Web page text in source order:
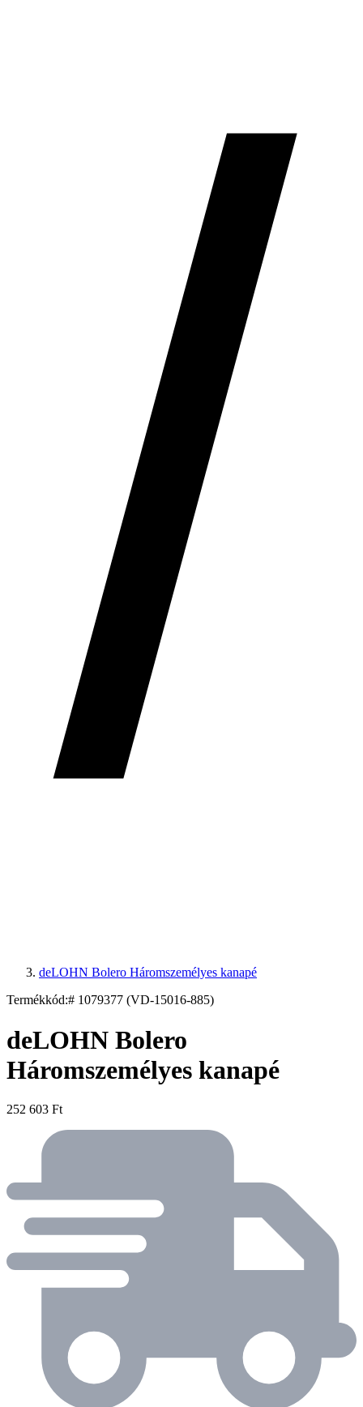
deLOHN Bolero Háromszemélyes kanapé
Termékkód:# 1079377 (VD-15016-885)
deLOHN Bolero
Háromszemélyes kanapé
252 603 Ft